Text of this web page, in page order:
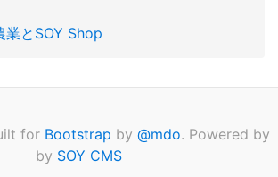
業とSOY Shop
for Bootstrap by @mdo. Powered by
by SOY CMS